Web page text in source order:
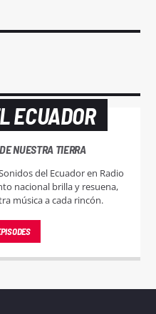
ECUADOR
NUESTRA TIERRA
del Ecuador en Radio
nacional brilla y resuena,
música a cada rincón.